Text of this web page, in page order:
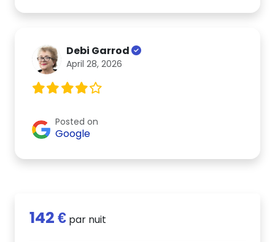
Debi Garrod
April 28, 2026
Posted on
Google
142 € par nuit